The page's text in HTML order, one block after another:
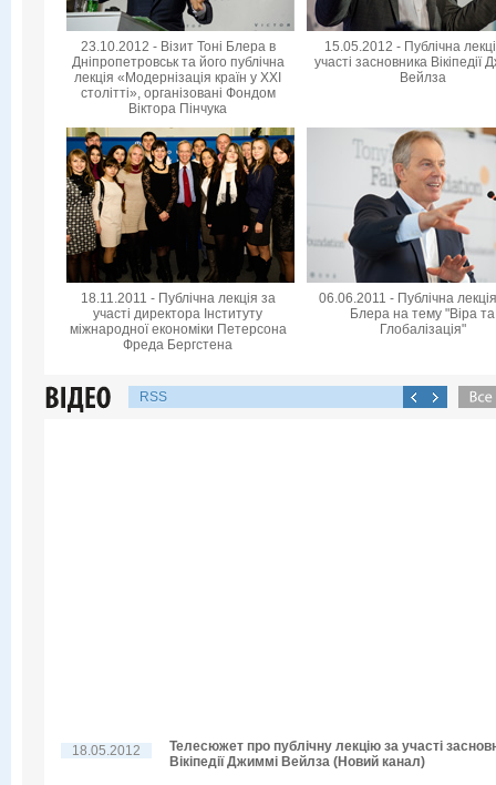
23.10.2012 - Візит Тоні Блера в
Дніпропетровськ та його публічна
лекція «Модернізація країн у XXI
столітті», організовані Фондом
Віктора Пінчука
15.05.2012 - Публічна
участі засновника Вікіпедії
Вейлза
18.11.2011 - Публічна лекція за
участі директора Інституту
міжнародної економіки Петерсона
Фреда Бергстена
06.06.2011 - Публічна
Блера на тему "Віра та
Глобалізація"
RSS
18.05.2012
Телесюжет про публічну лекцію за участі
Вікіпедії Джиммі Вейлза (Новий канал)